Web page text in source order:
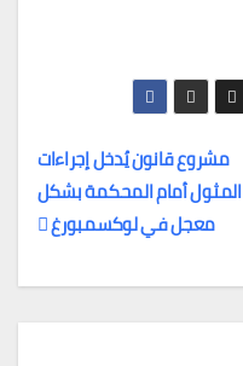
مشروع قانون يُدخل إجراءات
المثول أمام المحكمة بشكل
معجل في لوكسمبورغ